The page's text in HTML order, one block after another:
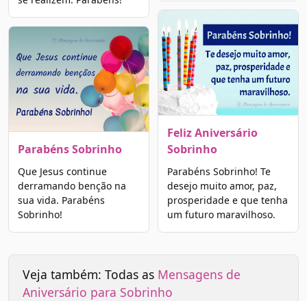
Parabéns Sobrinho
Que Jesus continue
derramando benção na
sua vida. Parabéns
Sobrinho!
Feliz Aniversário
Sobrinho
Parabéns Sobrinho! Te
desejo muito amor, paz,
prosperidade e que tenha
um futuro maravilhoso.
Veja também: Todas as Mensagens de
Aniversário para Sobrinho